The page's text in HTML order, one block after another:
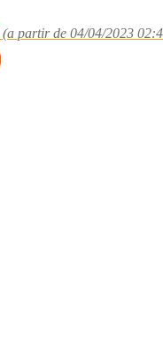
(a partir de 04/04/2023